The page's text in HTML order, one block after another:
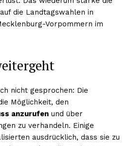
die Landtagswahlen in
Vorpommern im
nicht gesprochen: Die
Möglichkeit, den
anzurufen und über
zu verhandeln. Einige
ausdrücklich, dass sie zu